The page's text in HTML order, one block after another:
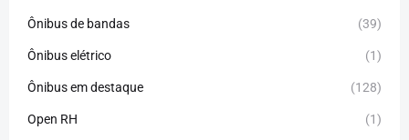
Ônibus de bandas (39)
Ônibus elétrico (1)
Ônibus em destaque (128)
Open RH (1)